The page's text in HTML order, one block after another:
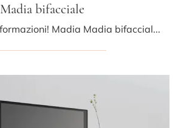
Madia bifacciale
Clicca e ottieni informazioni! Madia Madia bifacciale di Caccaro in laccato opaco: ti sta aspettando per completare le tue stanze moderne.